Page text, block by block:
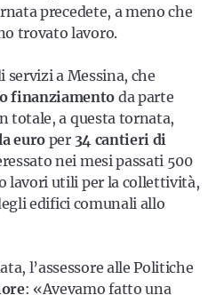
precedete, a meno che
trovato lavoro.
a Messina, che
finanziamentoda parte
totale, a questa tornata,
euro per34 cantieri di
nei mesi passati 500
lavori utili per la collettività,
edifici comunali allo
l’assessore alle Politiche
: «Avevamo fatto una